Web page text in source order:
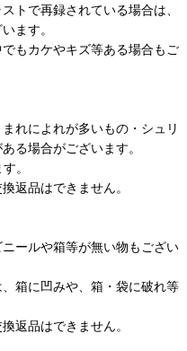
トで再録されている場合は、
ます。
もカケやキズ等ある場合もご
れによれが多いもの・シュリ
る場合がございます。
。
返品はできません。
ールや箱等が無い物もござい
箱に凹みや、箱・袋に破れ等
返品はできません。